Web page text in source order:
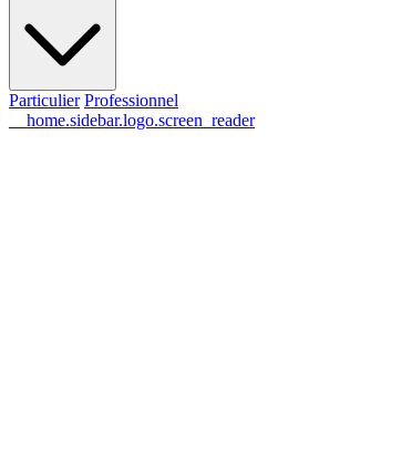
Particulier Professionnel
__home.sidebar.logo.screen_reader